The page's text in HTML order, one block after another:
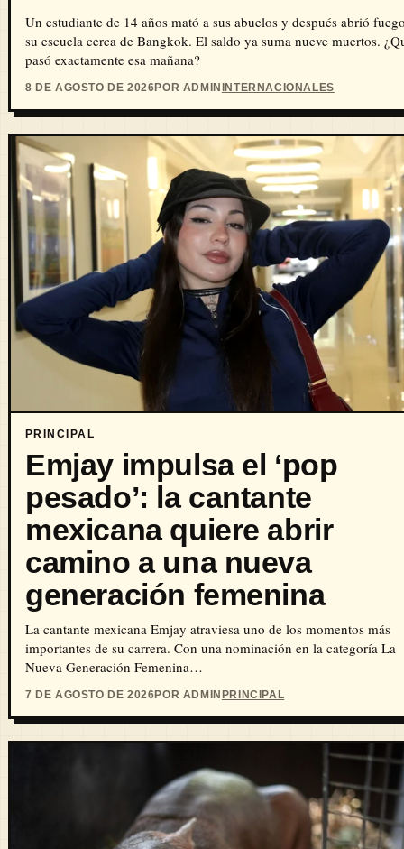
Un estudiante de 14 años mató a sus abuelos y después abrió
su escuela cerca de Bangkok. El saldo ya suma nueve muertos.
pasó exactamente esa mañana?
8 DE AGOSTO DE 2026POR ADMININTERNACIONALES
PRINCIPAL
Emjay impulsa el ‘pop
pesado’: la cantante
mexicana quiere abrir
camino a una nueva
generación femenina
La cantante mexicana Emjay atraviesa uno de los momentos más
importantes de su carrera. Con una nominación en la categoría La
Nueva Generación Femenina…
7 DE AGOSTO DE 2026POR ADMIN PRINCIPAL